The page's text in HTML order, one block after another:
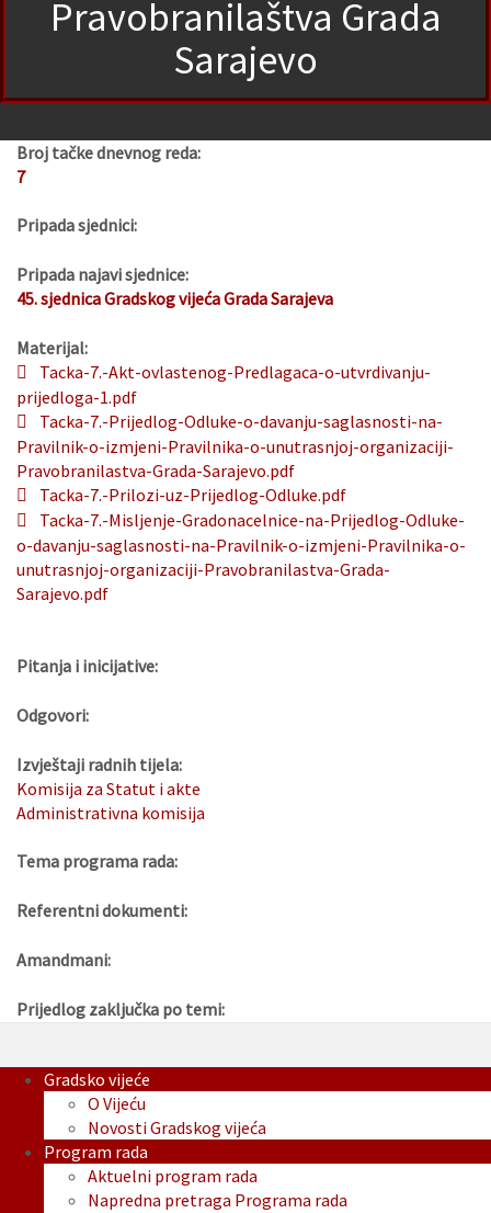
Pravobranilaštva Grada
Sarajevo
Broj tačke dnevnog reda:
7
Pripada sjednici:
Pripada najavi sjednice:
45. sjednica Gradskog vijeća Grada Sarajeva
Materijal:
Tacka-7.-Akt-ovlastenog-Predlagaca-o-utvrdivanju-
prijedloga-1.pdf
Tacka-7.-Prijedlog-Odluke-o-davanju-saglasnosti-na-
Pravilnik-o-izmjeni-Pravilnika-o-unutrasnjoj-organizaciji-
Pravobranilastva-Grada-Sarajevo.pdf
Tacka-7.-Prilozi-uz-Prijedlog-Odluke.pdf
Tacka-7.-Misljenje-Gradonacelnice-na-Prijedlog-Odluke-
o-davanju-saglasnosti-na-Pravilnik-o-izmjeni-Pravilnika-o-
unutrasnjoj-organizaciji-Pravobranilastva-Grada-
Sarajevo.pdf
Pitanja i inicijative:
Odgovori:
Izvještaji radnih tijela:
Komisija za Statut i akte
Administrativna komisija
Tema programa rada:
Referentni dokumenti:
Amandmani:
Prijedlog zaključka po temi:
Gradsko vijeće
O Vijeću
Novosti Gradskog vijeća
Program rada
Aktuelni program rada
Napredna pretraga Programa rada